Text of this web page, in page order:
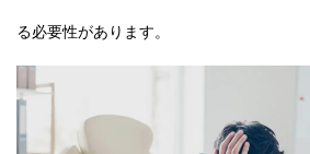
る必要性があります。